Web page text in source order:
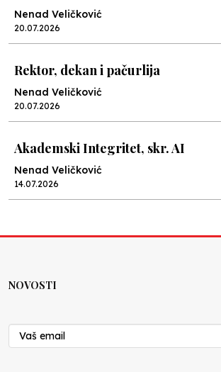
Nenad Veličković
20.07.2026
Rektor, dekan i pačurlija
Nenad Veličković
20.07.2026
Akademski Integritet, skr. AI
Nenad Veličković
14.07.2026
Nenad Veličković
19.06.2026
NOVOSTI